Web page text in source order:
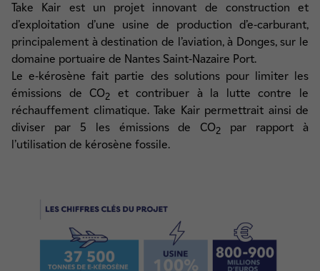
Take Kair est un projet innovant de construction et
d’exploitation d’une usine de production d’e-carburant,
principalement à destination de l’aviation, à Donges, sur le
domaine portuaire de Nantes Saint-Nazaire Port.
Le e-kérosène fait partie des solutions pour limiter les
émissions de CO2
et contribuer à la lutte contre le
réchauffement climatique. Take Kair permettrait ainsi de
diviser par 5 les émissions de CO2
par rapport à
l’utilisation de kérosène fossile.